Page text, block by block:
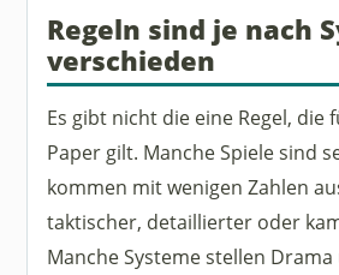
Regeln sind je nach
verschieden
Es gibt nicht die eine Regel, die
Paper gilt. Manche Spiele sind
kommen mit wenigen Zahlen
taktischer, detaillierter oder
Manche Systeme stellen Drama